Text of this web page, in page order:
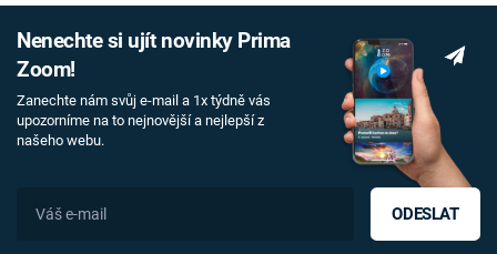
Nenechte si ujít novinky Prima
Zoom!
Zanechte nám svůj e-mail a 1x týdně vás
upozorníme na to nejnovější a nejlepší z
našeho webu.
ODESLAT